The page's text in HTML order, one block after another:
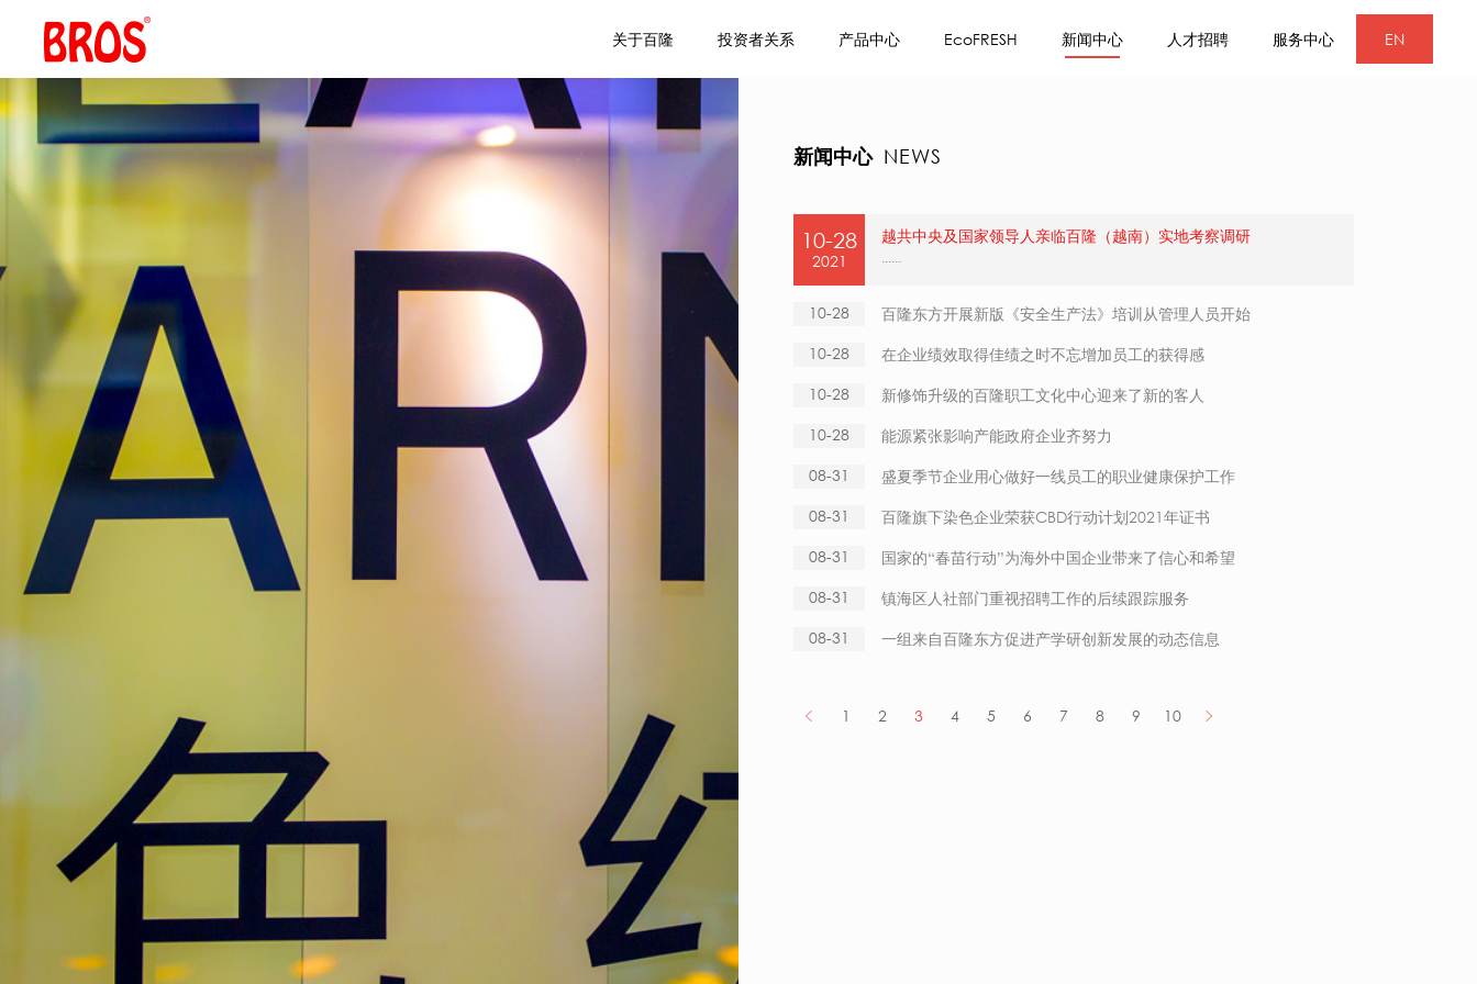
EN
关于百隆 投资者关系 产品中心 EcoFRESH 新闻中心 人才招聘 服务中心
新闻中心 NEWS
10-28
2021
越共中央及国家领导人亲临百隆（越南）实地考察调研
......
10-28 百隆东方开展新版《安全生产法》培训从管理人员开始
10-28 在企业绩效取得佳绩之时不忘增加员工的获得感
10-28 新修饰升级的百隆职工文化中心迎来了新的客人
10-28 能源紧张影响产能政府企业齐努力
08-31 盛夏季节企业用心做好一线员工的职业健康保护工作
08-31 百隆旗下染色企业荣获CBD行动计划2021年证书
08-31 国家的“春苗行动”为海外中国企业带来了信心和希望
08-31 镇海区人社部门重视招聘工作的后续跟踪服务
08-31 一组来自百隆东方促进产学研创新发展的动态信息
1 2 3 4 5 6 7 8 9 10